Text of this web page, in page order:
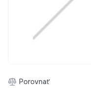
Porovnať